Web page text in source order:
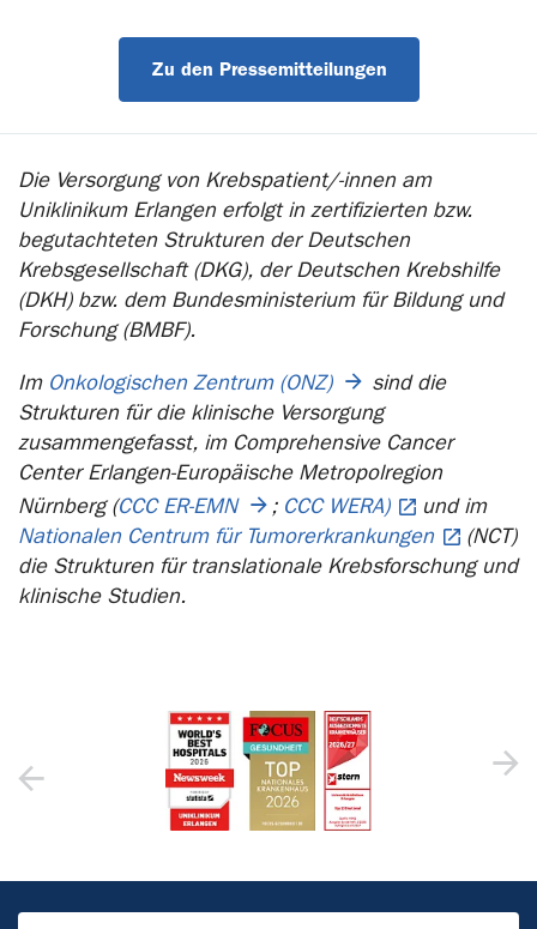
Zu den Pressemitteilungen
Die Versorgung von Krebspatient/-innen am
Uniklinikum Erlangen erfolgt in zertifizierten bzw.
begutachteten Strukturen der Deutschen
Krebsgesellschaft (DKG), der Deutschen Krebshilfe
(DKH) bzw. dem Bundesministerium für Bildung und
Forschung (BMBF).
Im Onkologischen Zentrum (ONZ)
sind die
Strukturen für die klinische Versorgung
zusammengefasst, im Comprehensive Cancer
Center Erlangen-Europäische Metropolregion
Nürnberg (CCC ER-EMN ; CCC WERA)
und im
Nationalen Centrum für Tumorerkrankungen
(NCT)
die Strukturen für translationale Krebsforschung und
klinische Studien.